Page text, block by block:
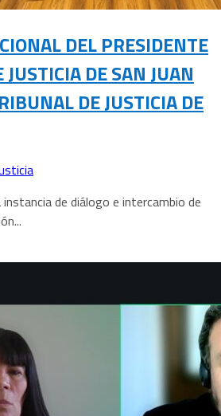
DEL PRESIDENTE
JUSTICIA DE SAN JUAN
DE JUSTICIA DE
de diálogo e intercambio de